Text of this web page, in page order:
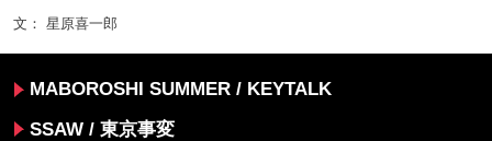
文： 星原喜一郎
MABOROSHI SUMMER / KEYTALK
SSAW / 東京事変